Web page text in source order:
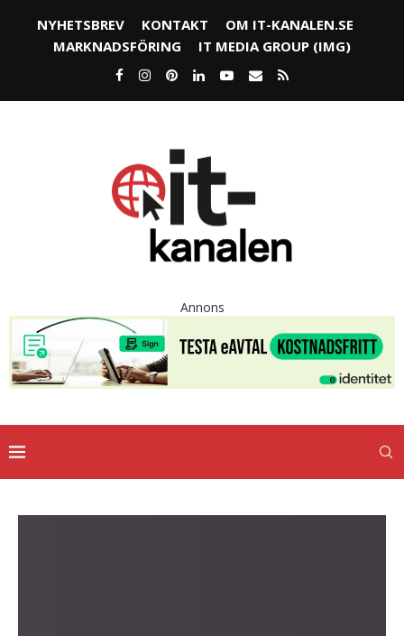
NYHETSBREV KONTAKT
OM IT-KANALEN.SE
MARKNADSFÖRING
IT MEDIA GROUP (IMG)
Annons